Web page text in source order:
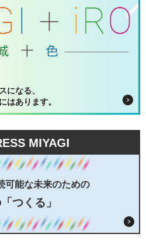
になる、
はあります。
MIYAGI
可能な未来のための
つくる」